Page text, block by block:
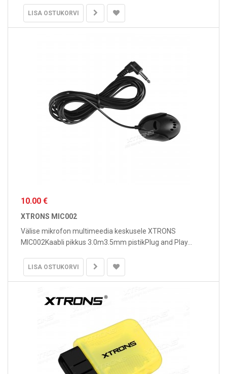
LISA OSTUKORVI
10.00 €
XTRONS MIC002
Välise mikrofon multimeedia keskusele XTRONS
MIC002Kaabli pikkus 3.0m3.5mm pistikPlug and Play...
LISA OSTUKORVI